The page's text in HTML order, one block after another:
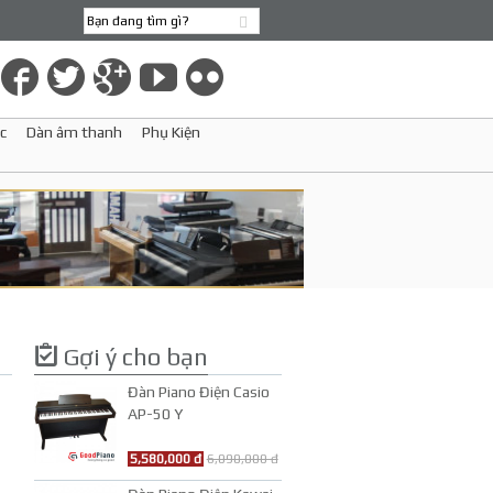
Dàn âm thanh
Phụ Kiện
Gợi ý cho bạn
Đàn Piano Điện Casio
AP-50 Y
5,580,000 đ 6,090,000 đ